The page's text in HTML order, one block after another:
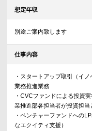
想定年収
別途ご案内致します
仕事内容
・スタートアップ取引（イ
業務推進業務
・CVCファンドによる投資
業推進部各担当者が投資担当
・ベンチャーファンドへの
なエクイティ支援）